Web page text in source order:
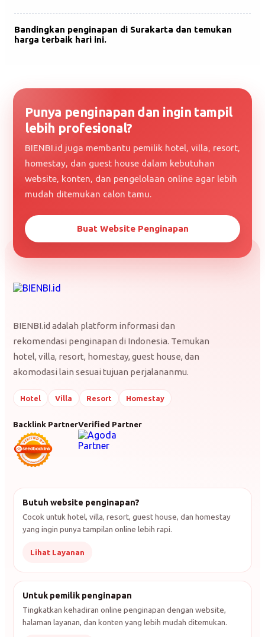
Bandingkan penginapan di Surakarta dan temukan
harga terbaik hari ini.
Punya penginapan dan ingin tampil
lebih profesional?
BIENBI.id juga membantu pemilik hotel, villa, resort,
homestay, dan guest house dalam kebutuhan
website, konten, dan pengelolaan online agar lebih
mudah ditemukan calon tamu.
Buat Website Penginapan
BIENBI.id adalah platform informasi dan
rekomendasi penginapan di Indonesia. Temukan
hotel, villa, resort, homestay, guest house, dan
akomodasi lain sesuai tujuan perjalananmu.
Hotel Villa Resort Homestay
Backlink PartnerVerified Partner
Butuh website penginapan?
Cocok untuk hotel, villa, resort, guest house, dan homestay
yang ingin punya tampilan online lebih rapi.
Lihat Layanan
Untuk pemilik penginapan
Tingkatkan kehadiran online penginapan dengan website,
halaman layanan, dan konten yang lebih mudah ditemukan.